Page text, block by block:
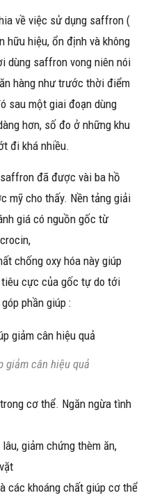
về việc sử dụng saffron (
hữu hiệu, ổn định và không
dùng saffron vong niên nói
hàng như trước thời điểm
sau một giai đoạn dùng
hơn, số đo ở những khu
đi khá nhiều.
đã được vài ba hồ
mỹ cho thấy. Nền tảng giải
giá có nguồn gốc từ
chống oxy hóa này giúp
cực của gốc tự do tới
phần giúp :
giảm cân hiệu quả
cơ thể. Ngăn ngừa tình
giảm chứng thèm ăn,
các khoáng chất giúp cơ thể